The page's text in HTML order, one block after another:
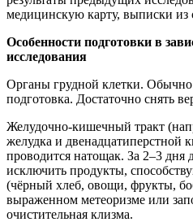
медицинскую карту, выписки из
Особенности подготовки в
исследования
Органы грудной клетки. Обычно
подготовка. Достаточно снять
Желудочно-кишечный тракт
желудка и двенадцатиперстной
проводится натощак. За 2–3 дня
исключить продукты,
(чёрный хлеб, овощи, фрукты,
выраженном метеоризме или
очистительная клизма.